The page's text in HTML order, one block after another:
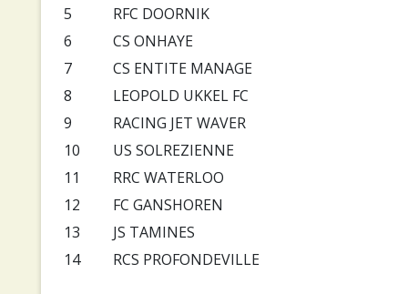
5
RFC DOORNIK
6
CS ONHAYE
7
CS ENTITE MANAGE
8
LEOPOLD UKKEL FC
9
RACING JET WAVER
10
US SOLREZIENNE
11
RRC WATERLOO
12
FC GANSHOREN
13
JS TAMINES
14
RCS PROFONDEVILLE